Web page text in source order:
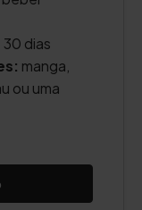
30 dias
manga,
ou uma